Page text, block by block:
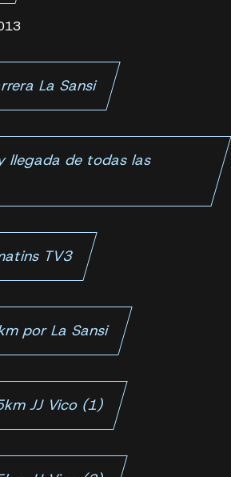
La Sansi
llegada de todas las
TV3
por La Sansi
JJ Vico (1)